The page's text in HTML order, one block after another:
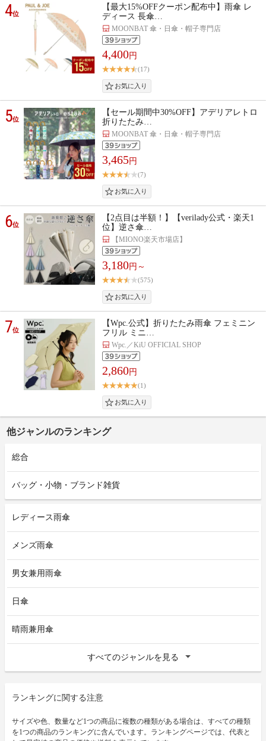
4位
【最大15%OFFクーポン配布中】雨傘 レ
ディース 長傘…
MOONBAT 傘・日傘・帽子専門店
4,400円
(17)
5位
【セール期間中30%OFF】アデリアレトロ
折りたたみ…
MOONBAT 傘・日傘・帽子専門店
3,465円
(7)
6位
【2点目は半額！】【verilady公式・楽天1
位】逆さ傘…
【MIONO楽天市場店】
3,180円～
(575)
7位
【Wpc.公式】折りたたみ雨傘 フェミニン
フリル ミニ…
Wpc.／KiU OFFICIAL SHOP
2,860円
(1)
他ジャンルのランキング
総合
バッグ・小物・ブランド雑貨
レディース雨傘
メンズ雨傘
男女兼用雨傘
日傘
晴雨兼用傘
すべてのジャンルを見る
ランキングに関する注意
サイズや色、数量など1つの商品に複数の種類がある場合は、すべての種類
を1つの商品のランキングに含んでいます。ランキングページでは、代表と